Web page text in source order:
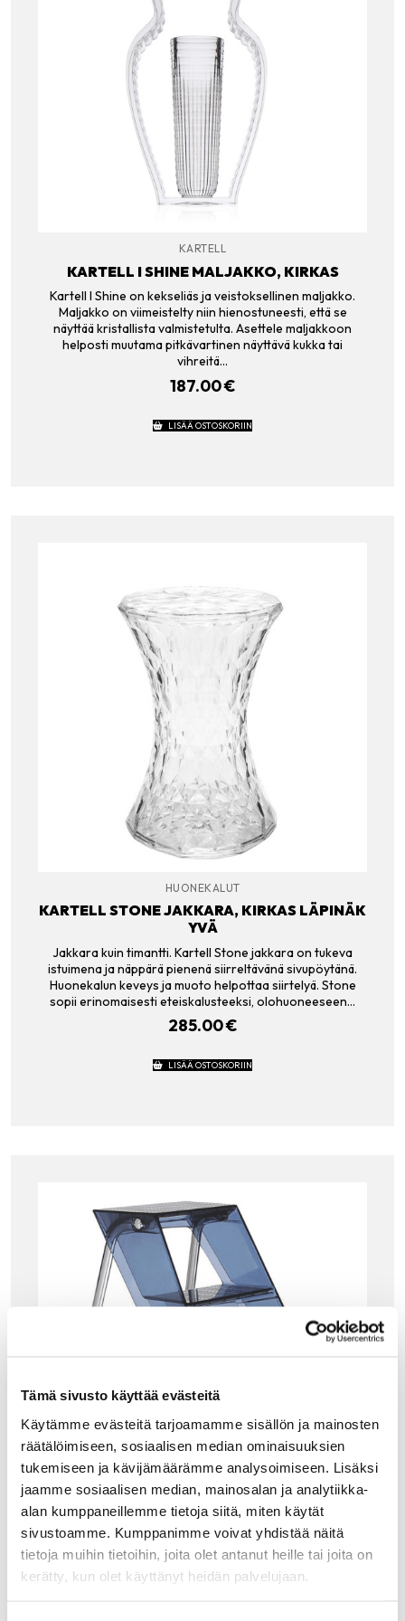
Tämä sivusto käyttää evästeitä
Käytämme evästeitä tarjoamamme sisällön ja mainosten
räätälöimiseen, sosiaalisen median ominaisuuksien
tukemiseen ja kävijämäärämme analysoimiseen. Lisäksi
jaamme sosiaalisen median, mainosalan ja analytiikka-
alan kumppaneillemme tietoja siitä, miten käytät
sivustoamme. Kumppanimme voivat yhdistää näitä
tietoja muihin tietoihin, joita olet antanut heille tai joita on
kerätty, kun olet käyttänyt heidän palvelujaan.
KARTELL
KARTELL I SHINE MALJAKKO, KIRKAS
Kartell I Shine on kekseliäs ja veistoksellinen maljakko.
Maljakko on viimeistelty niin hienostuneesti, että se
näyttää kristallista valmistetulta. Asettele maljakkoon
helposti muutama pitkävartinen näyttävä kukka tai
vihreitä…
187.00€
LISÄÄ OSTOSKORIIN
HUONEKALUT
KARTELL STONE JAKKARA, KIRKAS LÄPINÄK
YVÄ
Jakkara kuin timantti. Kartell Stone jakkara on tukeva
istuimena ja näppärä pienenä siirreltävänä sivupöytänä.
Huonekalun keveys ja muoto helpottaa siirtelyä. Stone
sopii erinomaisesti eteiskalusteeksi, olohuoneeseen…
285.00€
LISÄÄ OSTOSKORIIN
HUONEKALUT
KARTELL UPPER TIKKAAT, POWDER BLUE
Kartellin kokoontaitettavat Upper -tikkaat ovat